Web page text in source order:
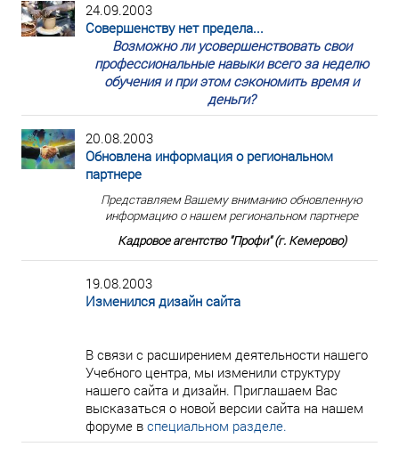
24.09.2003
Совершенству нет предела...
Возможно ли усовершенствовать свои
профессиональные навыки всего за неделю
обучения и при этом сэкономить время и
деньги?
20.08.2003
Обновлена информация о региональном
партнере
Представляем Вашему вниманию обновленную
информацию о нашем региональном партнере
Кадровое агентство "Профи" (г. Кемерово)
19.08.2003
Изменился дизайн сайта
В связи с расширением деятельности нашего
Учебного центра, мы изменили структуру
нашего сайта и дизайн. Приглашаем Вас
высказаться о новой версии сайта на нашем
форуме в специальном разделе.